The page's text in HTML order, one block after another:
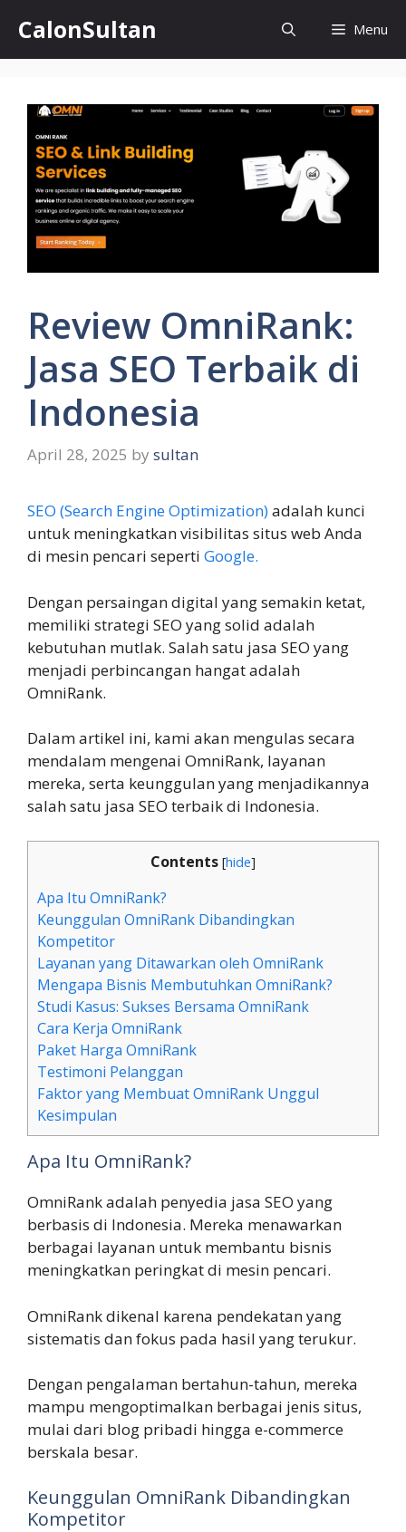
content
CalonSultan Menu
Review OmniRank:
Jasa SEO Terbaik di
Indonesia
April 28, 2025 by sultan
SEO (Search Engine Optimization)adalah kunci
untuk meningkatkan visibilitas situs web Anda
di mesin pencari seperti Google.
Dengan persaingan digital yang semakin ketat,
memiliki strategi SEO yang solid adalah
kebutuhan mutlak. Salah satu jasa SEO yang
menjadi perbincangan hangat adalah
OmniRank.
Dalam artikel ini, kami akan mengulas secara
mendalam mengenai OmniRank, layanan
mereka, serta keunggulan yang menjadikannya
salah satu jasa SEO terbaik di Indonesia.
Contents [hide]
Apa Itu OmniRank?
Keunggulan OmniRank Dibandingkan
Kompetitor
Layanan yang Ditawarkan oleh OmniRank
Mengapa Bisnis Membutuhkan OmniRank?
Studi Kasus: Sukses Bersama OmniRank
Cara Kerja OmniRank
Paket Harga OmniRank
Testimoni Pelanggan
Faktor yang Membuat OmniRank Unggul
Kesimpulan
Apa Itu OmniRank?
OmniRank adalah penyedia jasa SEO yang
berbasis di Indonesia. Mereka menawarkan
berbagai layanan untuk membantu bisnis
meningkatkan peringkat di mesin pencari.
OmniRank dikenal karena pendekatan yang
sistematis dan fokus pada hasil yang terukur.
Dengan pengalaman bertahun-tahun, mereka
mampu mengoptimalkan berbagai jenis situs,
mulai dari blog pribadi hingga e-commerce
berskala besar.
Keunggulan OmniRank Dibandingkan
Kompetitor